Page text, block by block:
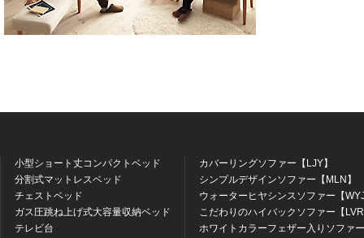
小型ショート丈コンパクトベッド
分割式マットレスベッド
チェストベッド
ガス圧跳ね上げ式大容量収納ベッド
テレビ台
カバーリングソファー【LJY】
シンプルデザインソファー【MLN】
ウォーターヒヤシンスソファー【
こだわりのハイバックソファー【
ホワイトカラーフェザー入りソファ